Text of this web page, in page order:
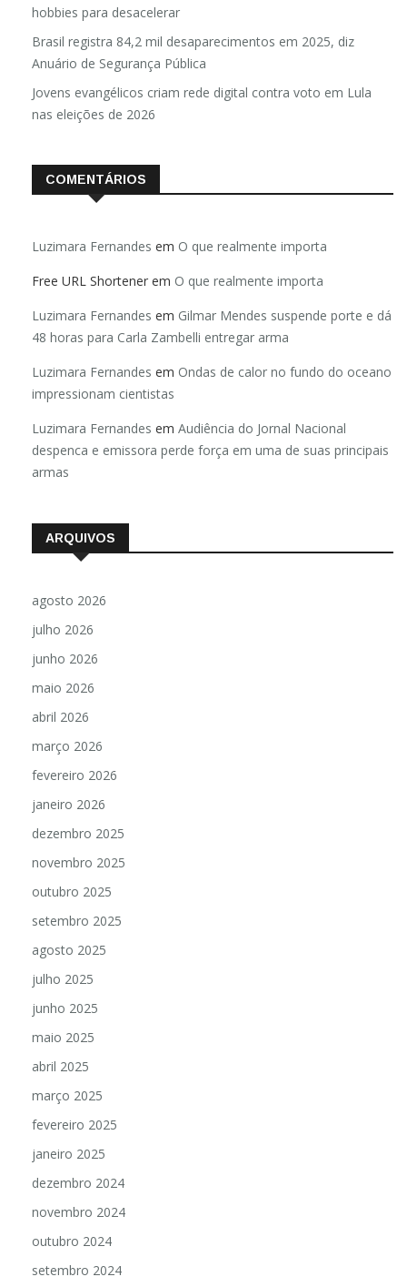
hobbies para desacelerar
Brasil registra 84,2 mil desaparecimentos em 2025, diz
Anuário de Segurança Pública
Jovens evangélicos criam rede digital contra voto em Lula
nas eleições de 2026
COMENTÁRIOS
Luzimara Fernandes em O que realmente importa
Free URL Shortener em O que realmente importa
Luzimara Fernandes em Gilmar Mendes suspende porte e dá
48 horas para Carla Zambelli entregar arma
Luzimara Fernandes em Ondas de calor no fundo do oceano
impressionam cientistas
Luzimara Fernandes em Audiência do Jornal Nacional
despenca e emissora perde força em uma de suas principais
armas
ARQUIVOS
agosto 2026
julho 2026
junho 2026
maio 2026
abril 2026
março 2026
fevereiro 2026
janeiro 2026
dezembro 2025
novembro 2025
outubro 2025
setembro 2025
agosto 2025
julho 2025
junho 2025
maio 2025
abril 2025
março 2025
fevereiro 2025
janeiro 2025
dezembro 2024
novembro 2024
outubro 2024
setembro 2024